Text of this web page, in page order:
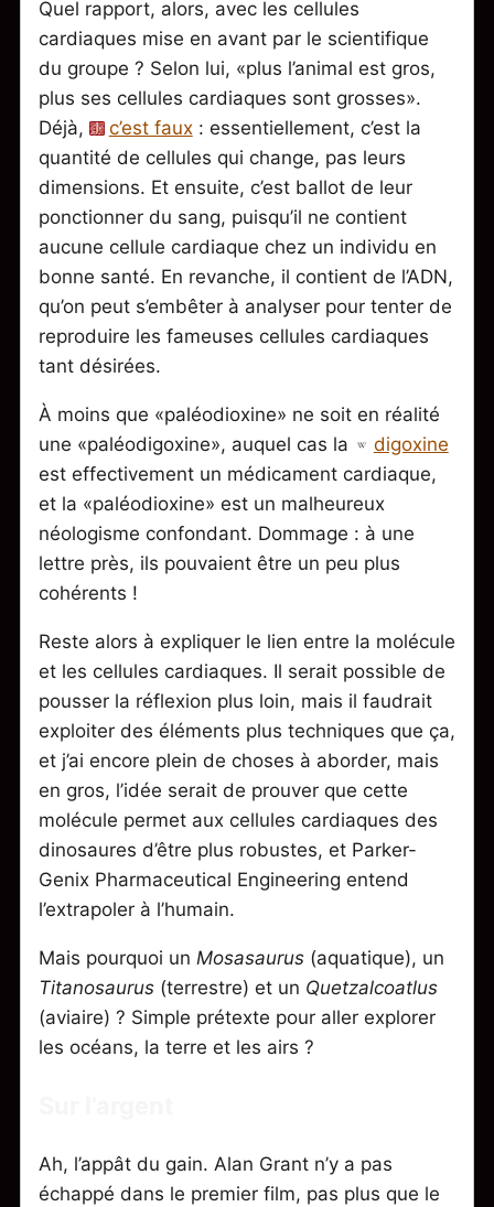
Quel rapport, alors, avec les cellules
cardiaques mise en avant par le scientifique
du groupe ? Selon lui, «plus l’animal est gros,
plus ses cellules cardiaques sont grosses».
Déjà,
c’est faux: essentiellement, c’est la
quantité de cellules qui change, pas leurs
dimensions. Et ensuite, c’est ballot de leur
ponctionner du sang, puisqu’il ne contient
aucune cellule cardiaque chez un individu en
bonne santé. En revanche, il contient de l’ADN,
qu’on peut s’embêter à analyser pour tenter de
reproduire les fameuses cellules cardiaques
tant désirées.
À moins que «paléodioxine» ne soit en réalité
une «paléodigoxine», auquel cas la
digoxine
est effectivement un médicament cardiaque,
et la «paléodioxine» est un malheureux
néologisme confondant. Dommage : à une
lettre près, ils pouvaient être un peu plus
cohérents !
Reste alors à expliquer le lien entre la molécule
et les cellules cardiaques. Il serait possible de
pousser la réflexion plus loin, mais il faudrait
exploiter des éléments plus techniques que ça,
et j’ai encore plein de choses à aborder, mais
en gros, l’idée serait de prouver que cette
molécule permet aux cellules cardiaques des
dinosaures d’être plus robustes, et Parker-
Genix Pharmaceutical Engineering entend
l’extrapoler à l’humain.
Mais pourquoi un Mosasaurus(aquatique), un
Titanosaurus(terrestre) et un Quetzalcoatlus
(aviaire) ? Simple prétexte pour aller explorer
les océans, la terre et les airs ?
Ah, l’appât du gain. Alan Grant n’y a pas
échappé dans le premier film, pas plus que le